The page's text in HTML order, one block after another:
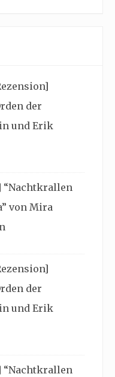
der
und Erik
“Nachtkrallen
von Mira
der
und Erik
“Nachtkrallen